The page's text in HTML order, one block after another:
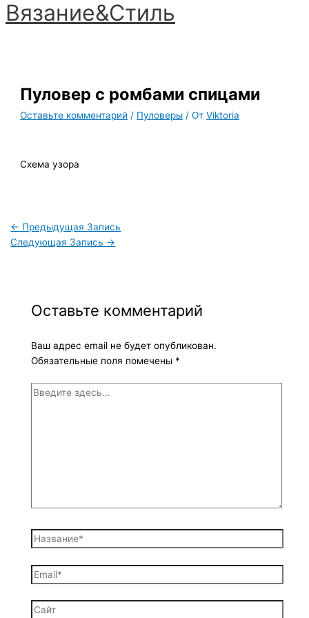
Перейти
к
Вязание&Стиль
Пуловер с ромбами спицами
Оставьте комментарий / Пуловеры / ОтViktoria
Схема узора
← Предыдущая Запись
Следующая Запись →
Оставьте комментарий
Ваш адрес email не будет опубликован.
Обязательные поля помечены *
Введите
Название*
Email*
Сайт